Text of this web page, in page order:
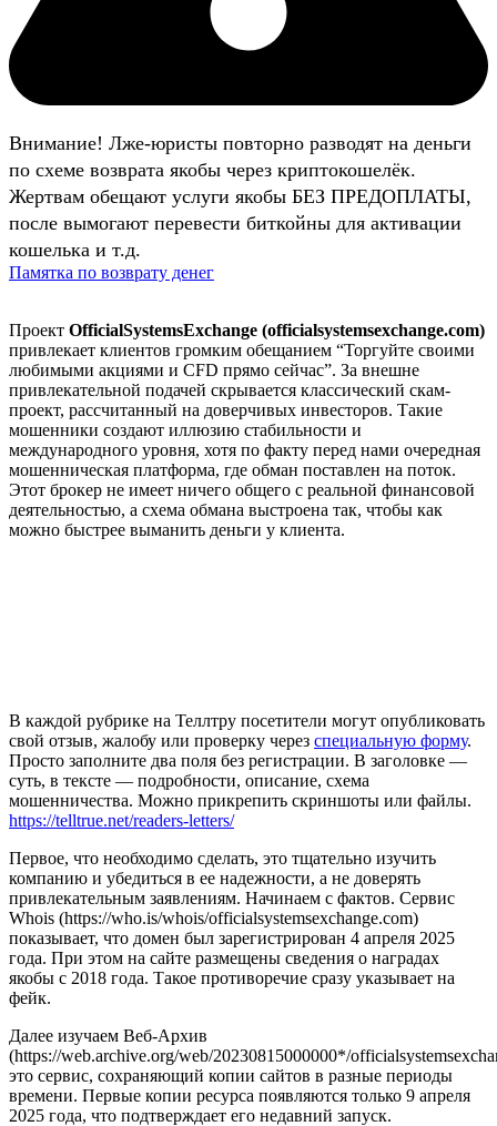
Внимание! Лже-юристы повторно разводят на деньги
по схеме возврата якобы через криптокошелёк.
Жертвам обещают услуги якобы БЕЗ ПРЕДОПЛАТЫ,
после вымогают перевести биткойны для активации
кошелька и т.д.
Памятка по возврату денег
Проект OfficialSystemsExchange (officialsystemsexchange.com)
привлекает клиентов громким обещанием “Торгуйте своими
любимыми акциями и CFD прямо сейчас”. За внешне
привлекательной подачей скрывается классический скам-
проект, рассчитанный на доверчивых инвесторов. Такие
мошенники создают иллюзию стабильности и
международного уровня, хотя по факту перед нами очередная
мошенническая платформа, где обман поставлен на поток.
Этот брокер не имеет ничего общего с реальной финансовой
деятельностью, а схема обмана выстроена так, чтобы как
можно быстрее выманить деньги у клиента.
В каждой рубрике на Теллтру посетители могут опубликовать
свой отзыв, жалобу или проверку через специальную форму.
Просто заполните два поля без регистрации. В заголовке —
суть, в тексте — подробности, описание, схема
мошенничества. Можно прикрепить скриншоты или файлы.
https://telltrue.net/readers-letters/
Первое, что необходимо сделать, это тщательно изучить
компанию и убедиться в ее надежности, а не доверять
привлекательным заявлениям. Начинаем с фактов. Сервис
Whois (https://who.is/whois/officialsystemsexchange.com)
показывает, что домен был зарегистрирован 4 апреля 2025
года. При этом на сайте размещены сведения о наградах
якобы с 2018 года. Такое противоречие сразу указывает на
фейк.
Далее изучаем Веб-Архив
(https://web.archive.org/web/20230815000000*/
это сервис, сохраняющий копии сайтов в разные периоды
времени. Первые копии ресурса появляются только 9 апреля
2025 года, что подтверждает его недавний запуск.